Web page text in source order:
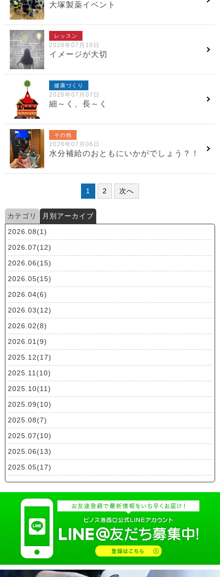
大塚製薬イベント
レッスン
2026年07月10日
イメージが大切
健康づくり
2026年07月07日
細～く、長～く
その他
2026年07月06日
水分補給のおともにいかがでしょう？！
1 2 次へ
カテゴリ
月別アーカイブ
2026.08(1)
2026.07(12)
2026.06(15)
2026.05(15)
2026.04(6)
2026.03(12)
2026.02(8)
2026.01(9)
2025.12(17)
2025.11(10)
2025.10(11)
2025.09(10)
2025.08(7)
2025.07(10)
2025.06(13)
2025.05(17)
2025.04(19)
2025.03(10)
2025.01(14)
2024.12(14)